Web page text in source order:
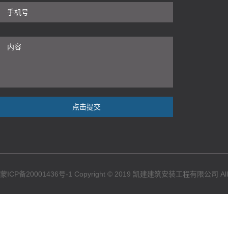
点击提交
蒙ICP备20001436号-1 Copyright © 2019 凯建建筑安装工程有限公司